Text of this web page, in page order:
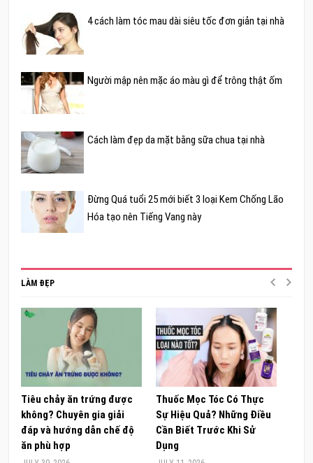
4 cách làm tóc mau dài siêu tốc đơn giản tại nhà
Người mập nên mặc áo màu gì để trông thật ốm
Cách làm đẹp da mặt bằng sữa chua tại nhà
Đừng Quá tuổi 25 mới biết 3 loại Kem Chống Lão
Hóa tạo nên Tiếng Vang này
LÀM ĐẸP
Tiêu chảy ăn trứng được
không? Chuyên gia giải
đáp và hướng dẫn chế độ
ăn phù hợp
Thuốc Mọc Tóc Có Thực
Sự Hiệu Quả? Những Điều
Cần Biết Trước Khi Sử
Dụng